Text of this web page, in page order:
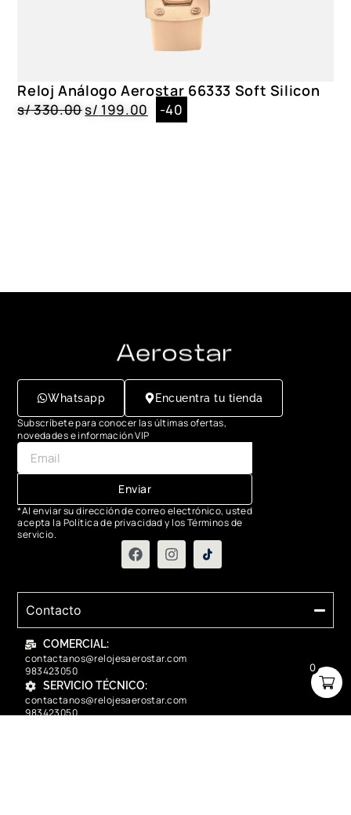
0
Reloj Análogo Aerostar 66333 Soft Silicon
s/330.00s/ 199.00 -40
Whatsapp Encuentra tu tienda
Subscríbete para conocer las últimas ofertas,
novedades e información VIP
Enviar
*Al enviar su dirección de correo electrónico, usted
acepta la Política de privacidad y los Términos de
servicio.
Contacto
COMERCIAL:
contactanos@relojesaerostar.com
983423050
SERVICIO TÉCNICO:
contactanos@relojesaerostar.com
983423050